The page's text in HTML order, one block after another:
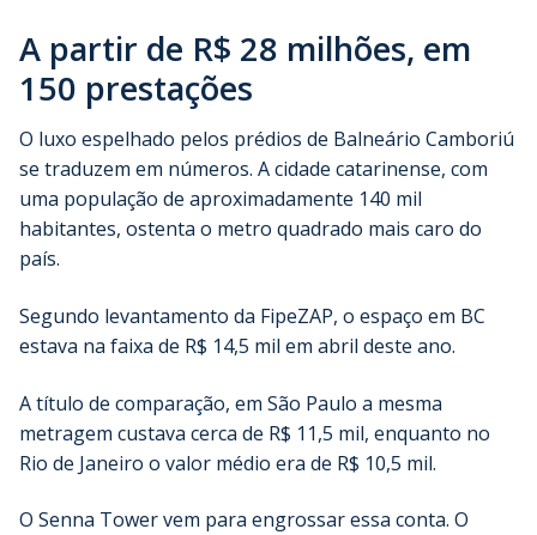
A partir de R$ 28 milhões, em
150 prestações
O luxo espelhado pelos prédios de Balneário Camboriú
se traduzem em números. A cidade catarinense, com
uma população de aproximadamente 140 mil
habitantes, ostenta o metro quadrado mais caro do
país.
Segundo levantamento da FipeZAP, o espaço em BC
estava na faixa de R$ 14,5 mil em abril deste ano.
A título de comparação, em São Paulo a mesma
metragem custava cerca de R$ 11,5 mil, enquanto no
Rio de Janeiro o valor médio era de R$ 10,5 mil.
O Senna Tower vem para engrossar essa conta. O